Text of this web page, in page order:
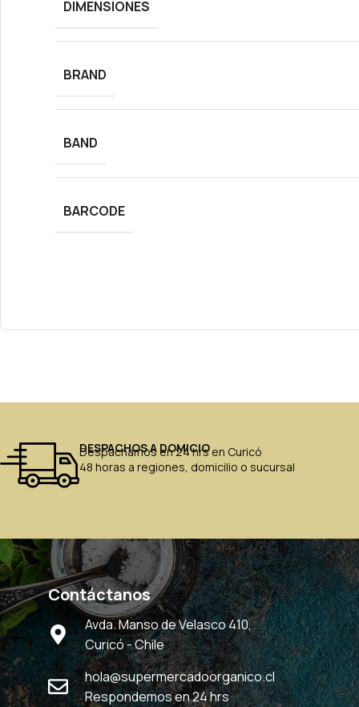
DIMENSIONES
BRAND
BAND
BARCODE
DESPACHOS A DOMICIO
Despachamos en 24 hrs en Curicó
48 horas a regiones, domicilio o sucursal
Contáctanos
Avda. Manso de Velasco 410,
Curicó - Chile
hola@supermercadoorganico.cl
Respondemos en 24 hrs